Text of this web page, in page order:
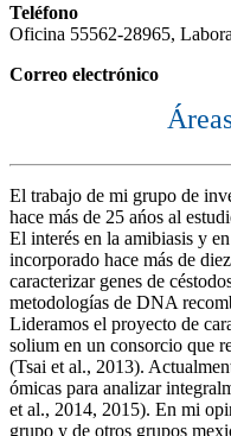
Teléfono
Oficina 55562-28965,
Correo electrónico
El trabajo de mi grupo de
hace más de 25 ańos al
El interés en la amibiasis y
incorporado hace más de
caracterizar genes de
metodologías de DNA
Lideramos el proyecto de
solium en un consorcio que
(Tsai et al., 2013).
ómicas para analizar
et al., 2014, 2015). En mi
grupo y de otros grupos